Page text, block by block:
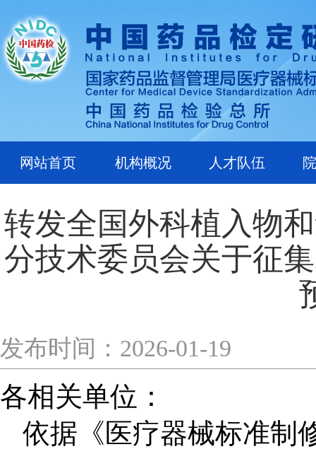
网站首页 机构概况 人才队伍
转发全国外科植入物
分技术委员会关于征
发布时间：2026-01-19
各相关单位：
依据《医疗器械标准制